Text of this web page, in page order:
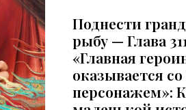
Поднести
рыбу — Глава
«Главная
оказывается
персонажем»: